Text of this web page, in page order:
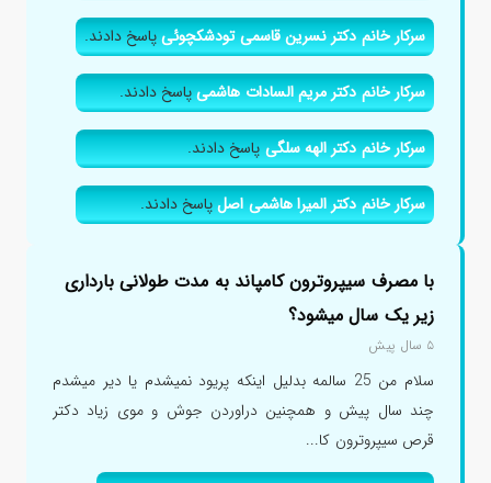
سرکار خانم دکتر نسرین قاسمی تودشکچوئیپاسخ دادند.
سرکار خانم دکتر مریم السادات هاشمیپاسخ دادند.
سرکار خانم دکتر الهه سلگیپاسخ دادند.
سرکار خانم دکتر المیرا هاشمی اصلپاسخ دادند.
با مصرف سیپروترون کامپاند به مدت طولانی بارداری
زیر یک سال میشود؟
۵ سال پیش
سلام من 25 سالمه بدلیل اینکه پریود نمیشدم یا دیر میشدم
چند سال پیش و همچنین دراوردن جوش و موی زیاد دکتر
قرص سیپروترون کا...